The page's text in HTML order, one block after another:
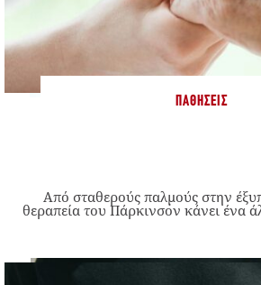
ΠΑΘΉΣΕΙΣ
Από σταθερούς παλμούς στην
θεραπεία του Πάρκινσον κάνει ένα